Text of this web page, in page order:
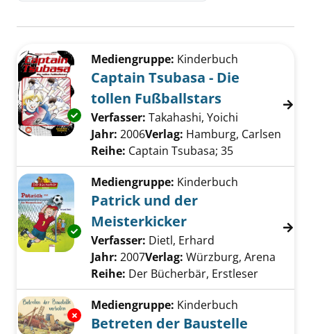
Zu den Suchfiltern springen
Exemplar-Details von Captain Tsubasa - Die
Mediengruppe: Kinderbuch
Captain Tsubasa - Die
tollen Fußballstars
Verfasser: Takahashi, Yoichi
Jahr: 2006Verlag: Hamburg, Carlsen
Reihe: Captain Tsubasa; 35
Exemplar-Details von Patrick und der
Mediengruppe: Kinderbuch
Patrick und der
Meisterkicker
Verfasser: Dietl, Erhard
Jahr: 2007Verlag: Würzburg, Arena
Reihe: Der Bücherbär, Erstleser
Exemplar-Details von Betreten der Baustelle
Mediengruppe: Kinderbuch
Betreten der Baustelle